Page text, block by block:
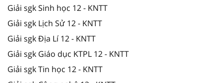
Giải sgk Sinh học 12 - KNTT
Giải sgk Lịch Sử 12 - KNTT
Giải sgk Địa Lí 12 - KNTT
Giải sgk Giáo dục KTPL 12 - KNTT
Giải sgk Tin học 12 - KNTT